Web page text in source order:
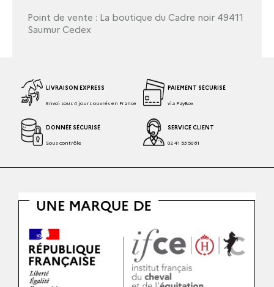
Point de vente : La boutique du Cadre noir 49411
Saumur Cedex
LIVRAISON EXPRESS
Envoi sous 4 jours ouvrés en France
PAIEMENT SÉCURISÉ
via PayBox
DONNÉE SÉCURISÉ
Sous contrôle
SERVICE CLIENT
02 41 53 50 81